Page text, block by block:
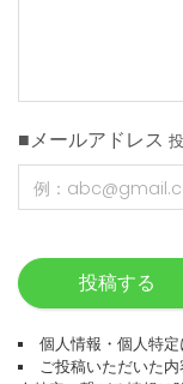
■メールアドレス
投稿する
個人情報・個人特定
ご投稿いただいた